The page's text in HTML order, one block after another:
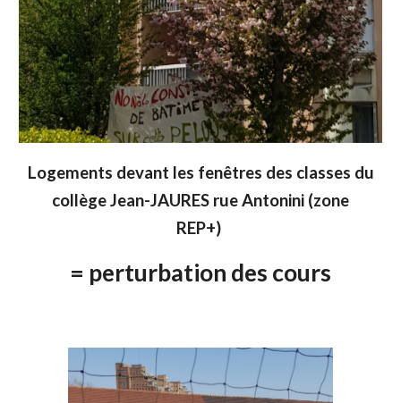
Logements devant les fenêtres des classes du
collège Jean-JAURES rue Antonini (zone
REP+)
= perturbation des cours